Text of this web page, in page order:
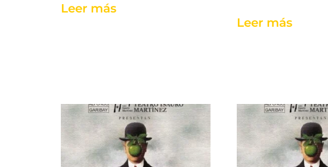
Leer más
Leer más